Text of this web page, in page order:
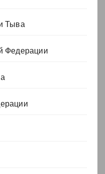
Тыва
Федерации